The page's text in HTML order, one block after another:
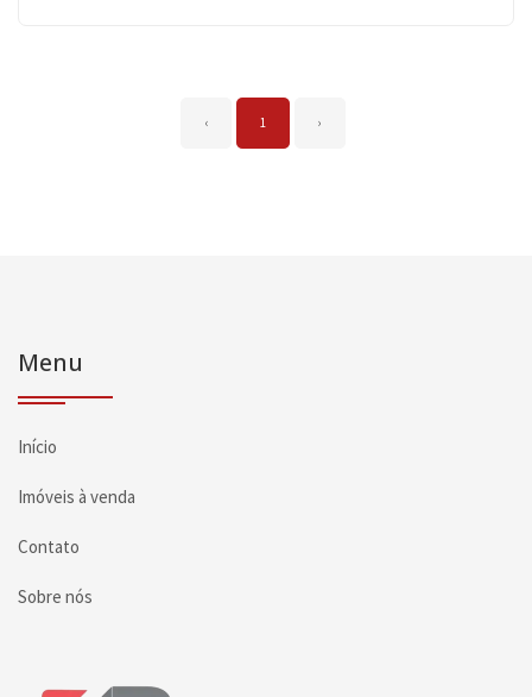
‹ 1 ›
Menu
Início
Imóveis à venda
Contato
Sobre nós